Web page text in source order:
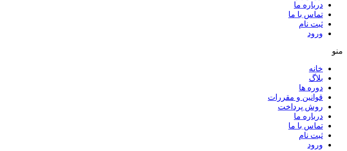
درباره ما
تماس با ما
ثبت نام
ورود
منو
خانه
بلاگ
دوره ها
قوانین و مقررات
روش پرداخت
درباره ما
تماس با ما
ثبت نام
ورود